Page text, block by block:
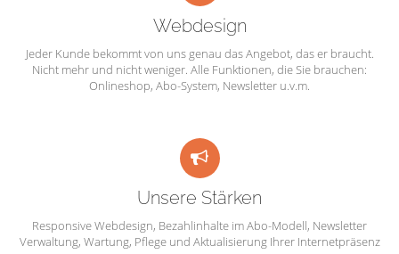
Webdesign
Jeder Kunde bekommt von uns genau das Angebot, das er braucht.
Nicht mehr und nicht weniger. Alle Funktionen, die Sie brauchen:
Onlineshop, Abo-System, Newsletter u.v.m.
Unsere Stärken
Responsive Webdesign, Bezahlinhalte im Abo-Modell, Newsletter
Verwaltung, Wartung, Pflege und Aktualisierung Ihrer Internetpräsenz